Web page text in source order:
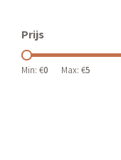
Prijs
Min: €0 Max: €5